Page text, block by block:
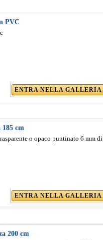
PVC
ENTRA NELLA GALLERIA
185 cm
o opaco puntinato 6 mm di
ENTRA NELLA GALLERIA
200 cm